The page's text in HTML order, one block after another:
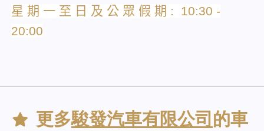
星 期 一 至 日 及 公 眾 假 期 : 10:30 -
20:00
更多駿發汽車有限公司 的車